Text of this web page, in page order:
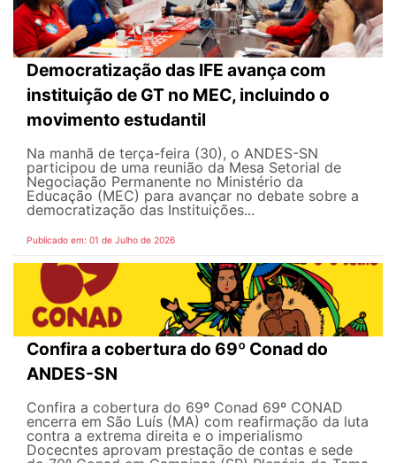
Democratização das IFE avança com
instituição de GT no MEC, incluindo o
movimento estudantil
Na manhã de terça-feira (30), o ANDES-SN
participou de uma reunião da Mesa Setorial de
Negociação Permanente no Ministério da
Educação (MEC) para avançar no debate sobre a
democratização das Instituições...
Publicado em: 01 de Julho de 2026
Confira a cobertura do 69º Conad do
ANDES-SN
Confira a cobertura do 69º Conad 69º CONAD
encerra em São Luís (MA) com reafirmação da luta
contra a extrema direita e o imperialismo
Docecntes aprovam prestação de contas e sede